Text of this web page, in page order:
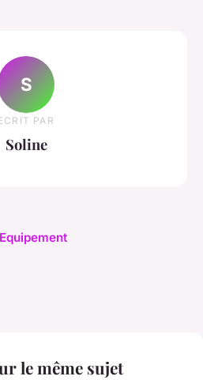
S
PAR
Soline
le même sujet